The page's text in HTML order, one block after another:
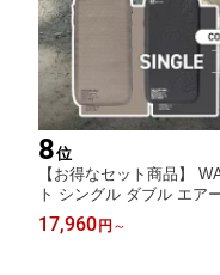
8位
【お得なセット商品】
ト シングル ダブル エア
重150/300kg アウトドア
証】
17,960 円 ～